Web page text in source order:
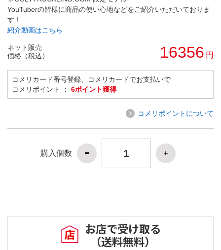
YouTuberの皆様に商品の使い心地などをご紹介いただいておりま
す！
紹介動画はこちら
ネット販売
価格（税込）
16356 円
コメリカード番号登録、コメリカードでお支払いで
コメリポイント ： 6ポイント獲得
コメリポイントについて
購入個数
お店で受け取る
（送料無料）